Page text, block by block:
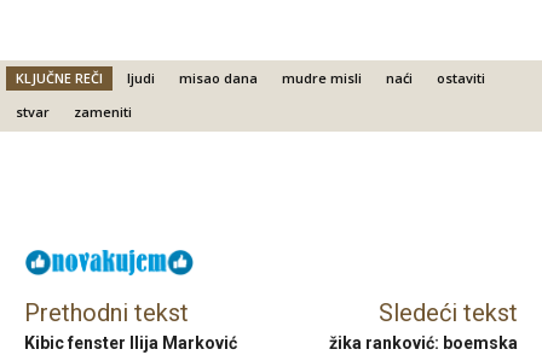
KLJUČNE REČI ljudi misao dana mudre misli naći
ostaviti
stvar
zameniti
Prethodni tekst
Kibic fenster Ilija Marković
Sledeći tekst
žika ranković: boemska